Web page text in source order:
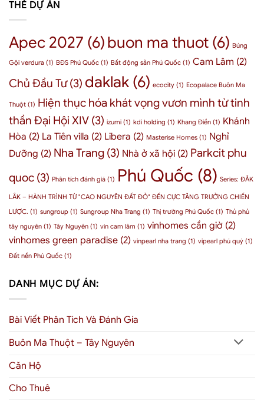
BMT
như
thế
nào?
thầm
nhưng
quyền
lực
3
số
nội
chứng
hội
tư
Quốc
doanh
2026
THẺ DỰ ÁN
Apec 2027 (6)buon ma thuot (6) Búng
Gội verdura (1) BĐS Phú Quốc (1) Bất động sản Phú Quốc (1) Cam Lâm (2)
Chủ Đầu Tư(3) daklak (6) ecocity (1) Ecopalace Buôn Ma
Thuột (1) Hiện thục hóa khát vọng vươn mình từ tinh
thần Đại Hội XIV (3) izumi (1) kdi holding (1) Khang Điền (1) Khánh
Hòa (2) La Tiên villa (2) Libera (2) Masterise Homes (1) Nghỉ
Dưỡng (2) Nha Trang (3) Nhà ở xã hội (2) Parkcit phu
quoc (3) Phân tích đánh giá (1) Phú Quốc (8) Series: ĐẮK
LẮK – HÀNH TRÌNH TỪ "CAO NGUYÊN ĐẤT ĐỎ" ĐẾN CỰC TĂNG TRƯỞNG CHIẾN
LƯỢC. (1) sungroup (1) Sungroup Nha Trang (1) Thị trường Phú Quốc (1) Thủ phủ
tây nguyên (1) Tây Nguyên (1) vin cam lâm (1) vinhomes cần giờ (2)
vinhomes green paradise (2) vinpearl nha trang (1) vipearl phú quý (1)
Đất nền Phú Quốc (1)
DANH MỤC DỰ ÁN:
Bài Viết Phân Tích Và Đánh Gía
Buôn Ma Thuột – Tây Nguyên
Căn Hộ
Cho Thuê